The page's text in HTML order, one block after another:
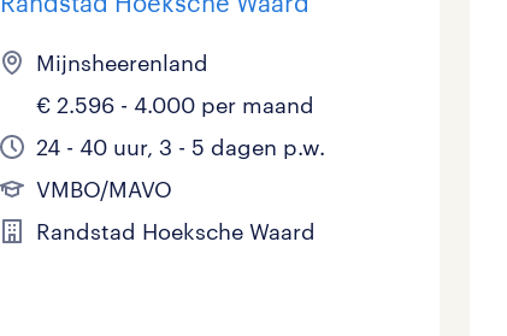
Mijnsheerenland
€ 2.596 - 4.000 per maand
24 - 40 uur, 3 - 5 dagen p.w.
VMBO/MAVO
Randstad Hoeksche Waard